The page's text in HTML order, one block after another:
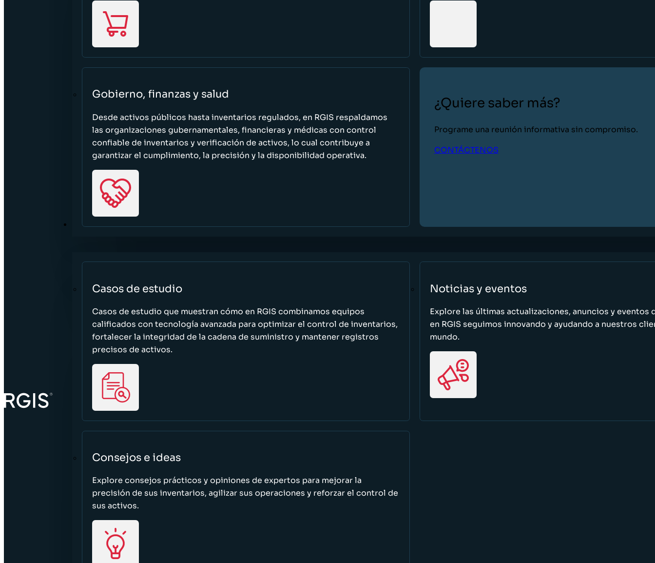
Gobierno, finanzas y salud
Desde activos públicos hasta inventarios regulados, en RGIS respaldamos
las organizaciones gubernamentales, financieras y médicas con control
confiable de inventarios y verificación de activos, lo cual contribuye a
garantizar el cumplimiento, la precisión y la disponibilidad operativa.
¿Quiere saber más?
Programe una reunión informativa sin compromiso.
CONTÁCTENOS
RECURSOS
Casos de estudio
Casos de estudio que muestran cómo en RGIS combinamos equipos
calificados con tecnología avanzada para optimizar el control de inventarios,
fortalecer la integridad de la cadena de suministro y mantener registros
precisos de activos.
Noticias y eventos
Explore las últimas actualizaciones, anuncios y eventos
en RGIS seguimos innovando y ayudando a nuestros
mundo.
Consejos e ideas
Explore consejos prácticos y opiniones de expertos para mejorar la
precisión de sus inventarios, agilizar sus operaciones y reforzar el control de
sus activos.